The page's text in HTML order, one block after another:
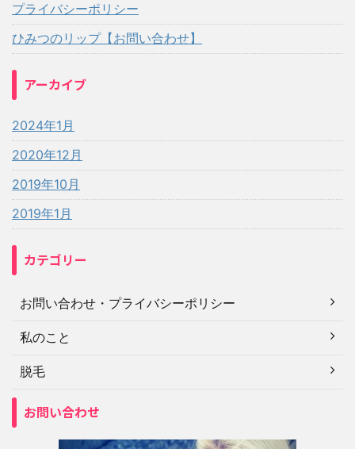
プライバシーポリシー
ひみつのリップ【お問い合わせ】
アーカイブ
2024年1月
2020年12月
2019年10月
2019年1月
カテゴリー
お問い合わせ・プライバシーポリシー
私のこと
脱毛
お問い合わせ